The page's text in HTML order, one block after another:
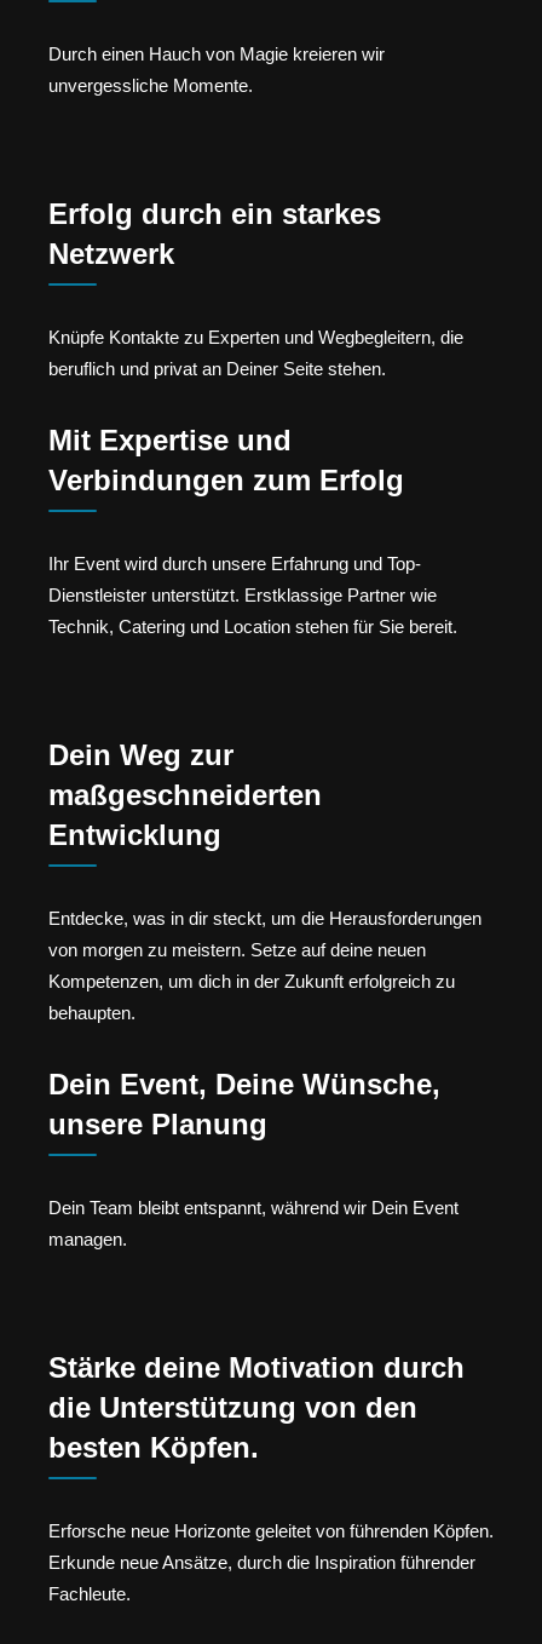
Durch einen Hauch von Magie kreieren wir
unvergessliche Momente.
Erfolg durch ein starkes
Netzwerk
Knüpfe Kontakte zu Experten und Wegbegleitern, die
beruflich und privat an Deiner Seite stehen.
Mit Expertise und
Verbindungen zum Erfolg
Ihr Event wird durch unsere Erfahrung und Top-
Dienstleister unterstützt. Erstklassige Partner wie
Technik, Catering und Location stehen für Sie bereit.
Dein Weg zur
maßgeschneiderten
Entwicklung
Entdecke, was in dir steckt, um die Herausforderungen
von morgen zu meistern. Setze auf deine neuen
Kompetenzen, um dich in der Zukunft erfolgreich zu
behaupten.
Dein Event, Deine Wünsche,
unsere Planung
Dein Team bleibt entspannt, während wir Dein Event
managen.
Stärke deine Motivation durch
die Unterstützung von den
besten Köpfen.
Erforsche neue Horizonte geleitet von führenden Köpfen.
Erkunde neue Ansätze, durch die Inspiration führender
Fachleute.